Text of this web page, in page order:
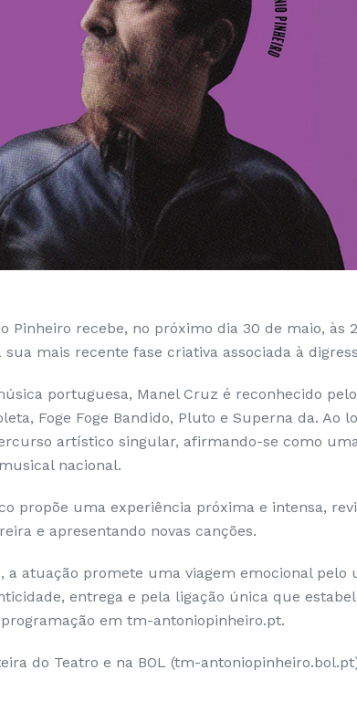
Pinheiro recebe, no próximo dia 30 de maio, às
mais recente fase criativa associada à
portuguesa, Manel Cruz é reconhecido
Foge Foge Bandido, Pluto e Superna da. Ao
artístico singular, afirmando-se como
nacional.
propõe uma experiência próxima e intensa,
e apresentando novas canções.
a atuação promete uma viagem emocional pelo
entrega e pela ligação única que
em tm-antoniopinheiro.pt.
do Teatro e na BOL (tm-